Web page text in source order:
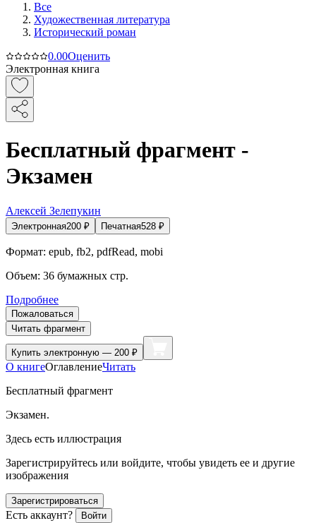
Все
Художественная литература
Исторический роман
0.00Оценить
Электронная книга
Бесплатный фрагмент -
Экзамен
Алексей Зелепукин
Электронная200 ₽ Печатная528 ₽
Формат: epub, fb2, pdfRead, mobi
Объем: 36 бумажных стр.
Подробнее
Пожаловаться
Читать фрагмент
Купить электронную — 200 ₽
О книгеОглавлениеЧитать
Бесплатный фрагмент
Экзамен.
Здесь есть иллюстрация
Зарегистрируйтесь или войдите, чтобы увидеть ее и другие
изображения
Зарегистрироваться
Есть аккаунт? Войти